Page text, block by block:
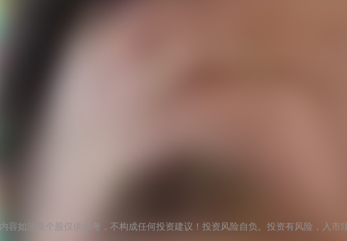
内容如涉及个股仅供参考，不构成任何投资建议！投资风险自负。投资有风险，入市